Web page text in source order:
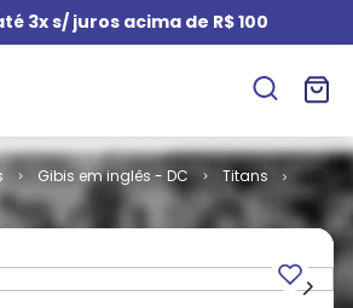
3x s/ juros acima de R$ 100
Gibis em inglês - DC
Titans